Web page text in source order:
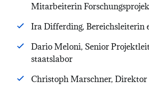
Mitarbeiterin
Ira Differding, Bereichsleiterin
Dario Meloni, Senior
staatslabor
Christoph Marschner,